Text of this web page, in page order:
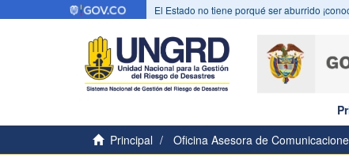
El Estado no tiene porqué ser aburrido
Principal
Oficina Asesora de